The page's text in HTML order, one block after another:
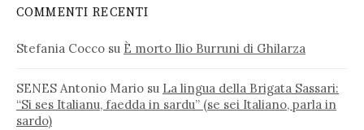
COMMENTI RECENTI
Stefania Cocco su È morto Ilio Burruni di Ghilarza
SENES Antonio Mario su La lingua della Brigata Sassari:
“Si ses Italianu, faedda in sardu” (se sei Italiano, parla in
sardo)